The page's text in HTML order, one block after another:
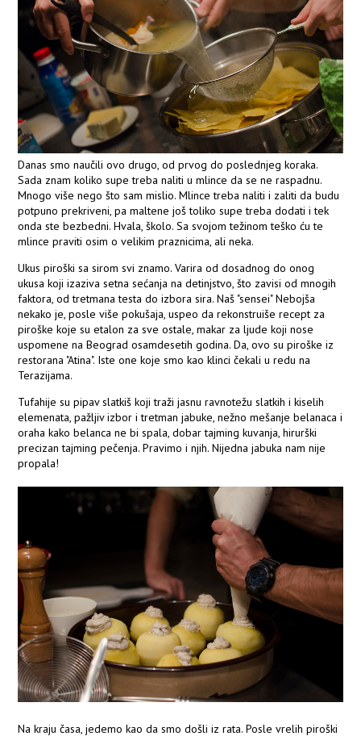
Danas smo naučili ovo drugo, od prvog do poslednjeg koraka.
Sada znam koliko supe treba naliti u mlince da se ne raspadnu.
Mnogo više nego što sam mislio. Mlince treba naliti i zaliti da budu
potpuno prekriveni, pa maltene još toliko supe treba dodati i tek
onda ste bezbedni. Hvala, školo. Sa svojom težinom teško ću te
mlince praviti osim o velikim praznicima, ali neka.
Ukus piroški sa sirom svi znamo. Varira od dosadnog do onog
ukusa koji izaziva setna sećanja na detinjstvo, što zavisi od mnogih
faktora, od tretmana testa do izbora sira. Naš "sensei" Nebojša
nekako je, posle više pokušaja, uspeo da rekonstruiše recept za
piroške koje su etalon za sve ostale, makar za ljude koji nose
uspomene na Beograd osamdesetih godina. Da, ovo su piroške iz
restorana "Atina". Iste one koje smo kao klinci čekali u redu na
Terazijama.
Tufahije su pipav slatkiš koji traži jasnu ravnotežu slatkih i kiselih
elemenata, pažljiv izbor i tretman jabuke, nežno mešanje belanaca i
oraha kako belanca ne bi spala, dobar tajming kuvanja, hirurški
precizan tajming pečenja. Pravimo i njih. Nijedna jabuka nam nije
propala!
Na kraju časa, jedemo kao da smo došli iz rata. Posle vrelih piroški